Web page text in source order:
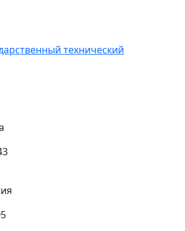
технический